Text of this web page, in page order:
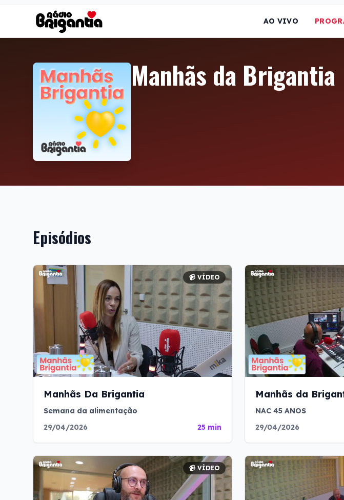
AO VIVO
Manhãs da Brigantia
Episódios
📹 VÍDEO
Manhãs Da Brigantia
Semana da alimentação
29/04/2026
25 min
Manhãs da
NAC 45 ANOS
29/04/2026
📹 VÍDEO